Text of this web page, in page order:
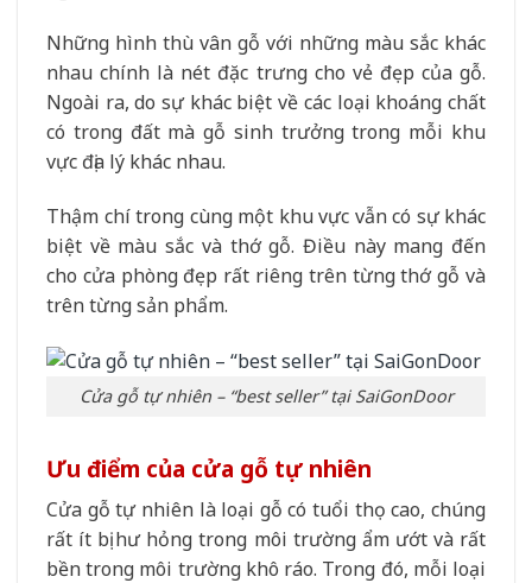
Những hình thù vân gỗ với những màu sắc khác
nhau chính là nét đặc trưng cho vẻ đẹp của gỗ.
Ngoài ra, do sự khác biệt về các loại khoáng chất
có trong đất mà gỗ sinh trưởng trong mỗi khu
vực địa lý khác nhau.
Thậm chí trong cùng một khu vực vẫn có sự khác
biệt về màu sắc và thớ gỗ. Điều này mang đến
cho cửa phòng đẹp rất riêng trên từng thớ gỗ và
trên từng sản phẩm.
Cửa gỗ tự nhiên – “best seller” tại SaiGonDoor
Ưu điểm của cửa gỗ tự nhiên
Cửa gỗ tự nhiên là loại gỗ có tuổi thọ cao, chúng
rất ít bị hư hỏng trong môi trường ẩm ướt và rất
bền trong môi trường khô ráo. Trong đó, mỗi loại